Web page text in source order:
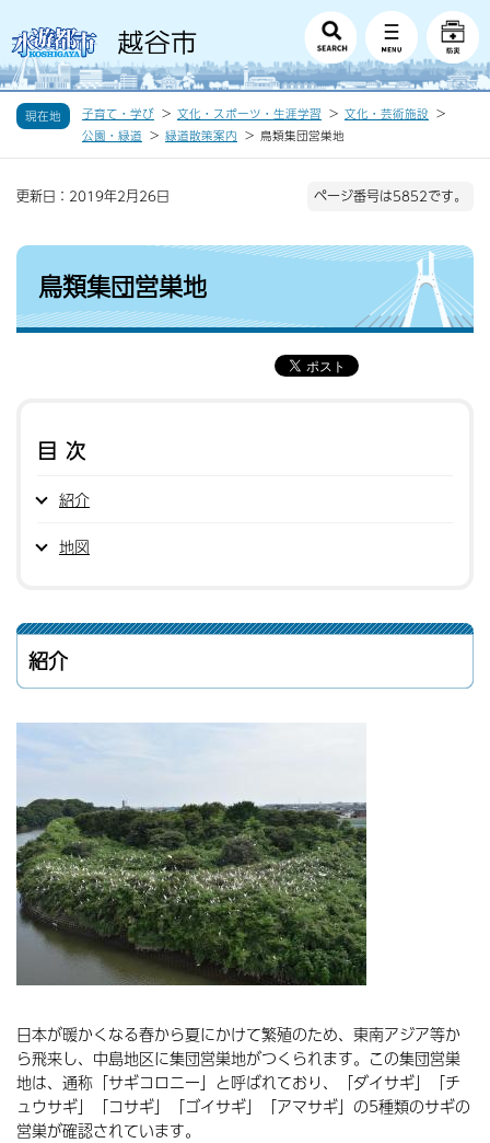
現在地 子育て・学び 文化・スポーツ・生涯学習
文化・芸術施設
公園・緑道
緑道散策案内 鳥類集団営巣地
更新日：2019年2月26日 ページ番号は5852です。
鳥類集団営巣地
目次
紹介
地図
紹介
日本が暖かくなる春から夏にかけて繁殖のため、東南アジア等か
ら飛来し、中島地区に集団営巣地がつくられます。この集団営巣
地は、通称「サギコロニー」と呼ばれており、「ダイサギ」「チ
ュウサギ」「コサギ」「ゴイサギ」「アマサギ」の5種類のサギの
営巣が確認されています。